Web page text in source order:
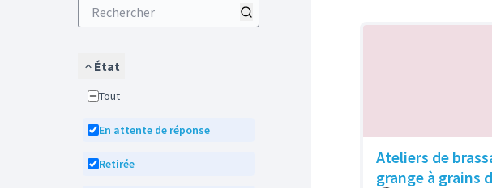
État
Tout
En attente de réponse
Retirée
Ateliers de
grange à grains